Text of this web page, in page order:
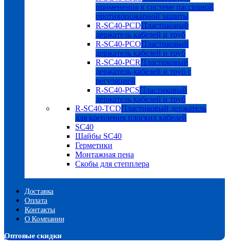
применения в системе пассивной
противопожарной защиты
R-SC40-PCDПластиковый
держатель кабелей и труб
R-SC40-PCOПластиковый
держатель кабелей и труб
R-SC40-PCRПластиковый
держатель кабелей и труб с
регуляцией
R-SC40-PCSПластиковый
держатель кабелей и труб
R-SC40-TCDПластиковый держатель
для крепления плоских кабелей
SC40
Шайбы SC40
Герметики
Монтажная пена
Скобы для степплера
Доставка
Оплата
Контакты
О Компании
Оптовые скидки